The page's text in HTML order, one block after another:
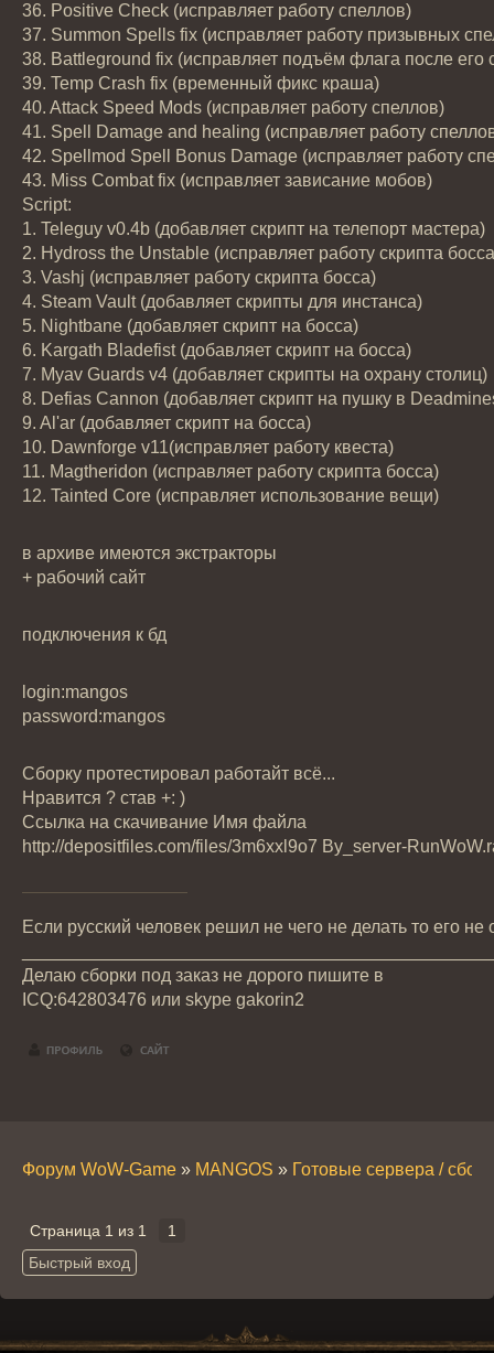
36. Positive Check (исправляет работу спеллов)
37. Summon Spells fix (исправляет работу призывных
38. Battleground fix (исправляет подъём флага после его
39. Temp Crash fix (временный фикс краша)
40. Attack Speed Mods (исправляет работу спеллов)
41. Spell Damage and healing (исправляет работу
42. Spellmod Spell Bonus Damage (исправляет работу
43. Miss Combat fix (исправляет зависание мобов)
Script:
1. Teleguy v0.4b (добавляет скрипт на телепорт мастера)
2. Hydross the Unstable (исправляет работу скрипта
3. Vashj (исправляет работу скрипта босса)
4. Steam Vault (добавляет скрипты для инстанса)
5. Nightbane (добавляет скрипт на босса)
6. Kargath Bladefist (добавляет скрипт на босса)
7. Myav Guards v4 (добавляет скрипты на охрану столиц)
8. Defias Cannon (добавляет скрипт на пушку в
9. Al'ar (добавляет скрипт на босса)
10. Dawnforge v11(исправляет работу квеста)
11. Magtheridon (исправляет работу скрипта босса)
12. Tainted Core (исправляет использование вещи)
в архиве имеются экстракторы
+ рабочий сайт
подключения к бд
login:mangos
password:mangos
Сборку протестировал работайт всё...
Нравится ? став +: )
Ссылка на скачивание Имя файла
http://depositfiles.com/files/3m6xxl9o7 By_server-
Если русский человек решил не чего не делать то его не
Делаю сборки под заказ не дорого пишите в
ICQ:642803476 или skype gakorin2
Форум WoW-Game » MANGOS » Готовые сервера /
Страница 1 из 1 1